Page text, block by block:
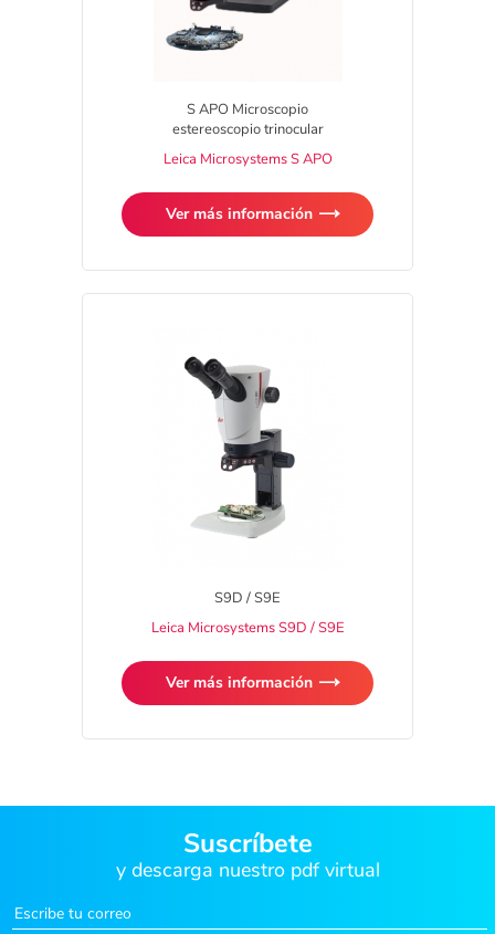
S APO Microscopio
estereoscopio trinocular
Leica Microsystems S APO
Ver más información
S9D / S9E
Leica Microsystems S9D / S9E
Ver más información
Suscríbete
y descarga nuestro pdf virtual